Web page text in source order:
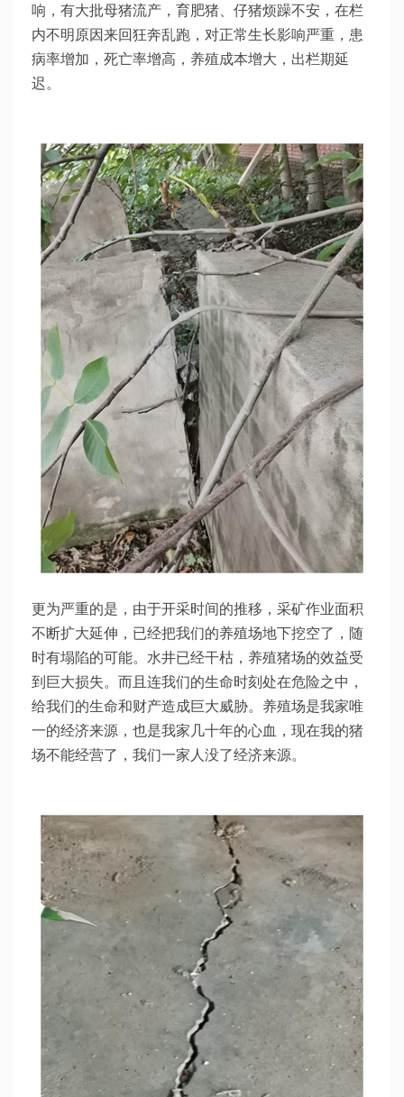
响，有大批母猪流产，育肥猪、仔猪烦躁不安，在栏
内不明原因来回狂奔乱跑，对正常生长影响严重，患
病率增加，死亡率增高，养殖成本增大，出栏期延
迟。
更为严重的是，由于开采时间的推移，采矿作业面积
不断扩大延伸，已经把我们的养殖场地下挖空了，随
时有塌陷的可能。水井已经干枯，养殖猪场的效益受
到巨大损失。而且连我们的生命时刻处在危险之中，
给我们的生命和财产造成巨大威胁。养殖场是我家唯
一的经济来源，也是我家几十年的心血，现在我的猪
场不能经营了，我们一家人没了经济来源。